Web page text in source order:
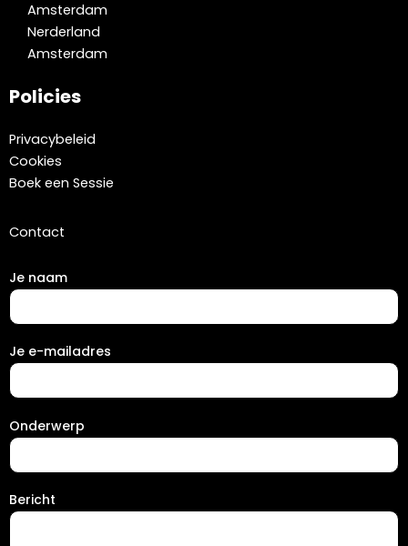
Amsterdam
Nerderland
Amsterdam
Policies
Privacybeleid
Cookies
Boek een Sessie
Contact
Je naam
Je e-mailadres
Onderwerp
Bericht